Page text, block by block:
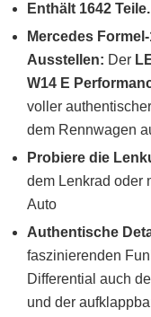
Enthält 1642 Teile.
Mercedes
Ausstellen: Der
W14 E
voller
dem Rennwagen
Probiere die
dem Lenkrad oder
Auto
Authentische
faszinierenden
Differential auch
und der